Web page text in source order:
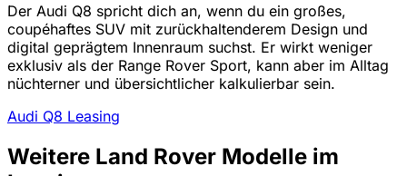
Der Audi Q8 spricht dich an, wenn du ein großes,
coupéhaftes SUV mit zurückhaltenderem Design und
digital geprägtem Innenraum suchst. Er wirkt weniger
exklusiv als der Range Rover Sport, kann aber im Alltag
nüchterner und übersichtlicher kalkulierbar sein.
Audi Q8 Leasing
Weitere Land Rover Modelle im